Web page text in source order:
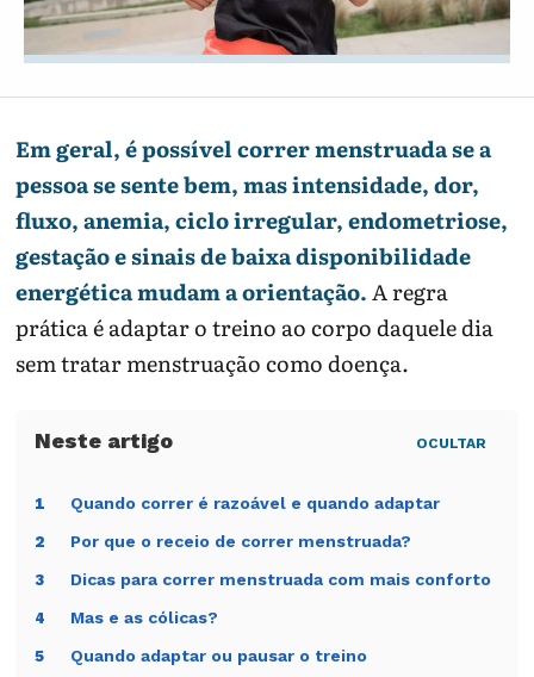
Em geral, é possível correr menstruada se a
pessoa se sente bem, mas intensidade, dor,
fluxo, anemia, ciclo irregular, endometriose,
gestação e sinais de baixa disponibilidade
energética mudam a orientação.A regra
prática é adaptar o treino ao corpo daquele dia
sem tratar menstruação como doença.
OCULTAR
1 Quando correr é razoável e quando adaptar
2 Por que o receio de correr menstruada?
3 Dicas para correr menstruada com mais conforto
4 Mas e as cólicas?
5 Quando adaptar ou pausar o treino